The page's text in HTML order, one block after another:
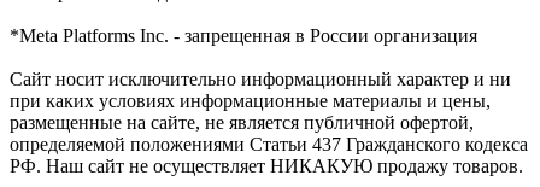
*Meta Platforms Inc. - запрещенная в России организация
Cайт носит исключительно информационный характер и ни
при каких условиях информационные материалы и цены,
размещенные на сайте, не является публичной офертой,
определяемой положениями Статьи 437 Гражданского кодекса
РФ. Наш сайт не осуществляет НИКАКУЮ продажу товаров.